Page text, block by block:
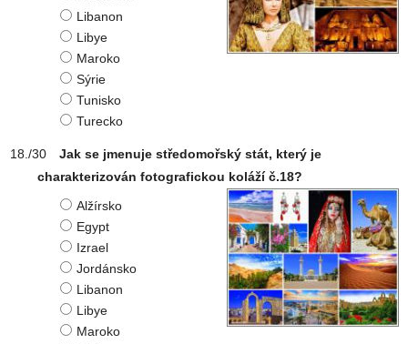
Libanon
Libye
Maroko
Sýrie
Tunisko
Turecko
Jak se jmenuje středomořský stát, který je
charakterizován fotografickou koláží č.18?
Alžírsko
Egypt
Izrael
Jordánsko
Libanon
Libye
Maroko